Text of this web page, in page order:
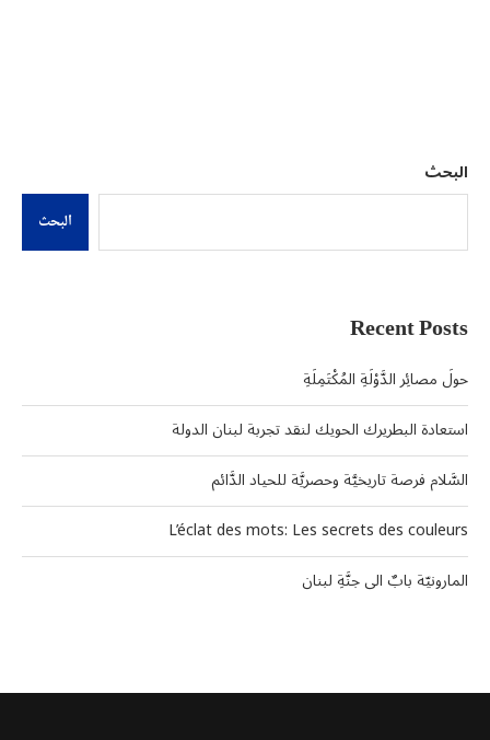
البحث
البحث
Recent Posts
حولَ مصائِر الدَّوْلَةِ المُكْتَمِلَةِ
استعادة البطريرك الحويك لنقد تجربة لبنان الدولة
السَّلام فرصة تاريخيَّة وحصريَّة للحياد الدَّائم
L’éclat des mots: Les secrets des couleurs
المارونيّة بابٌ الى جنَّةِ لبنان